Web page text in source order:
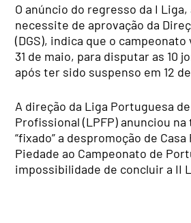
O anúncio do regresso da I Liga,
necessite de aprovação da
(DGS), indica que o
31 de maio, para disputar as 10
após ter sido suspenso em 12
A direção da Liga Portuguesa
Profissional (LPFP) anunciou
“fixado” a despromoção de Casa
Piedade ao Campeonato de
impossibilidade de concluir a II